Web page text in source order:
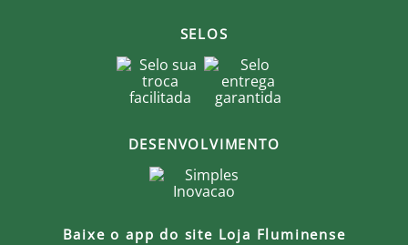
SELOS
DESENVOLVIMENTO
Baixe o app do site Loja Fluminense